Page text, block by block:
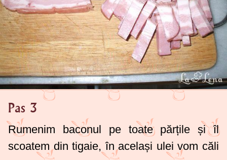
Pas 3
Rumenim baconul pe toate părțile și îl
scoatem din tigaie, în același ulei vom căli